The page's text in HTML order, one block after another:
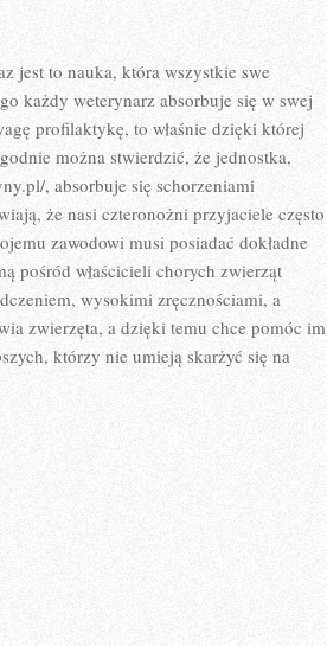
jest to nauka, która wszystkie swe
każdy weterynarz absorbuje się w swej
profilaktykę, to właśnie dzięki której
można stwierdzić, że jednostka,
, absorbuje się schorzeniami
że nasi czteronożni przyjaciele często
zawodowi musi posiadać dokładne
pośród właścicieli chorych zwierząt
wysokimi zręcznościami, a
zwierzęta, a dzięki temu chce pomóc im
którzy nie umieją skarżyć się na